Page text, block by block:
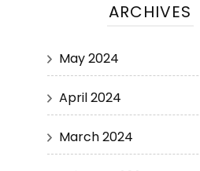
ARCHIVES
May 2024
April 2024
March 2024